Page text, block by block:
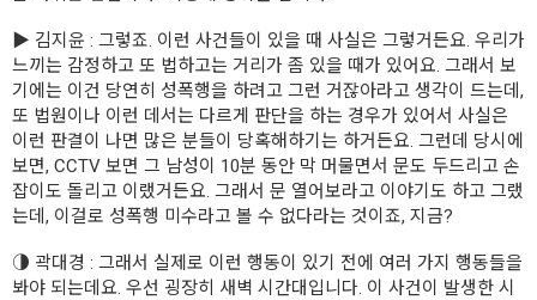
▶ 김지윤 : 그렇죠. 이런 사건들이 있을 때 사실은 그렇거든요. 우리가
느끼는 감정하고 또 법하고는 거리가 좀 있을 때가 있어요. 그래서 보
기에는 이건 당연히 성폭행을 하려고 그런 거잖아라고 생각이 드는데,
또 법원이나 이런 데서는 다르게 판단을 하는 경우가 있어서 사실은
이런 판결이 나면 많은 분들이 당혹해하기는 하거든요. 그런데 당시에
보면, CCTV 보면 그 남성이 10분 동안 막 머물면서 문도 두드리고 손
잡이도 돌리고 이랬거든요. 그래서 문 열어보라고 이야기도 하고 그랬
는데, 이걸로 성폭행 미수라고 볼 수 없다라는 것이죠, 지금?
◑ 곽대경 : 그래서 실제로 이런 행동이 있기 전에 여러 가지 행동들을
봐야 되는데요. 우선 굉장히 새벽 시간대입니다. 이 사건이 발생한 시